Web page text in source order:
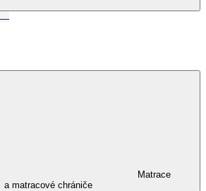
Matrace
a matracové chrániče